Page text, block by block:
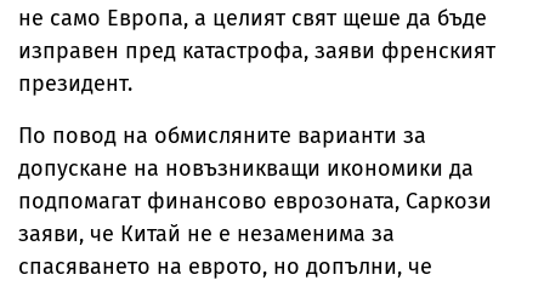
не само Европа, а целият свят щеше да бъде
изправен пред катастрофа, заяви френският
президент.
По повод на обмисляните варианти за
допускане на новъзникващи икономики да
подпомагат финансово еврозоната, Саркози
заяви, че Китай не е незаменима за
спасяването на еврото, но допълни, че